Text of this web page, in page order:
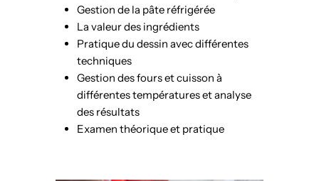
Gestion de la pâte réfrigérée
La valeur des ingrédients
Pratique du dessin avec différentes
techniques
Gestion des fours et cuisson à
différentes températures et analyse
des résultats
Examen théorique et pratique